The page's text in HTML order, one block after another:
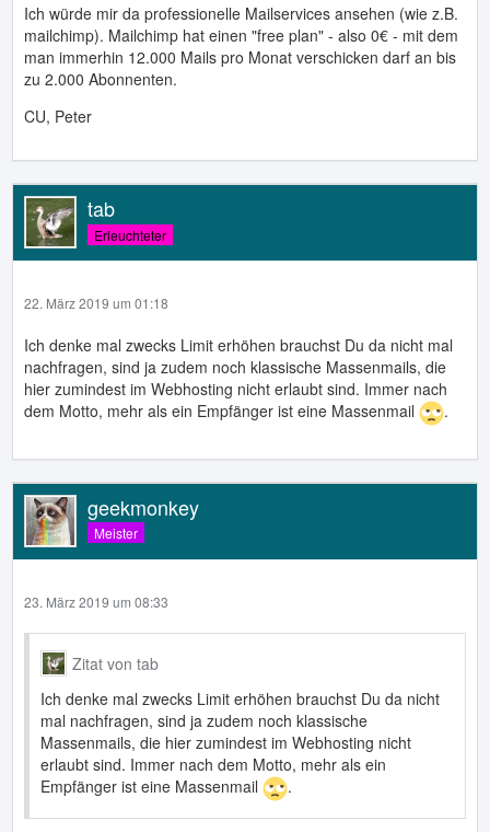
Ich würde mir da professionelle Mailservices ansehen (wie z.B.
mailchimp). Mailchimp hat einen "free plan" - also 0€ - mit dem
man immerhin 12.000 Mails pro Monat verschicken darf an bis
zu 2.000 Abonnenten.
CU, Peter
tab
Erleuchteter
22. März 2019 um 01:18
Ich denke mal zwecks Limit erhöhen brauchst Du da nicht mal
nachfragen, sind ja zudem noch klassische Massenmails, die
hier zumindest im Webhosting nicht erlaubt sind. Immer nach
dem Motto, mehr als ein Empfänger ist eine Massenmail
.
geekmonkey
Meister
23. März 2019 um 08:33
Zitat von tab
Ich denke mal zwecks Limit erhöhen brauchst Du da nicht
mal nachfragen, sind ja zudem noch klassische
Massenmails, die hier zumindest im Webhosting nicht
erlaubt sind. Immer nach dem Motto, mehr als ein
Empfänger ist eine Massenmail
.